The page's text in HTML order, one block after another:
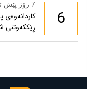
6
7 رۆژ پێش ئێستا
ڕێککەوتنی